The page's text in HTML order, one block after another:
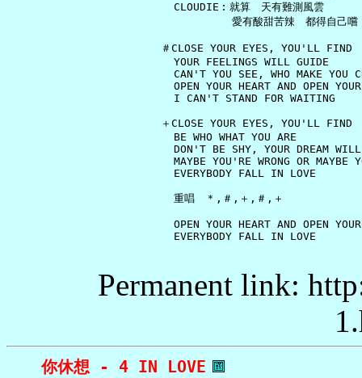
     CLOUDIE︰就算　天有難測風雲
              愛有酸甜苦辣　都得自己嚐
   ＃CLOSE YOUR EYES, YOU'LL FIND
     YOUR FEELINGS WILL GUIDE
CAN'T YOU SEE, WHO MAKE YOU
OPEN YOUR HEART AND OPEN
     I CAN'T STAND FOR WAITING
   ＋CLOSE YOUR EYES, YOU'LL FIND
     BE WHO WHAT YOU ARE
DON'T BE SHY, YOUR DREAM
MAYBE YOU'RE WRONG OR MAYBE
     EVERYBODY FALL IN LOVE
     重唱　＊,＃,＋,＃,＋
OPEN YOUR HEART AND OPEN
Permanent link:
你休想 - 4 IN LOVE